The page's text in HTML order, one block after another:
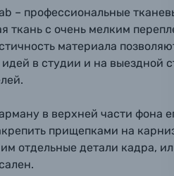
оборудование
Имя*
Нажимая
– профессиональные
ткань с очень мелким
материала
в студии и на выездной
в верхней части фона
прищепками на
отдельные детали кадра,